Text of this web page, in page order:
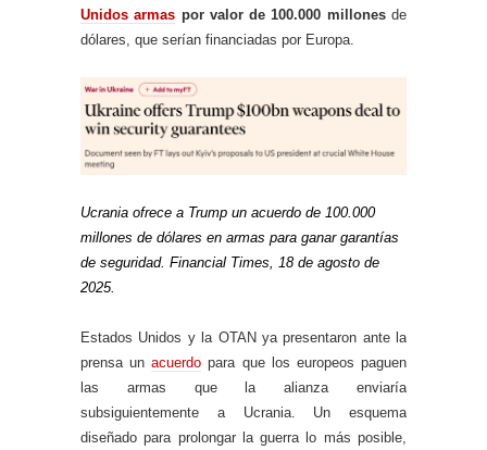
Unidos armas por valor de 100.000 millonesde
dólares, que serían financiadas por Europa.
Ucrania ofrece a Trump un acuerdo de 100.000
millones de dólares en armas para ganar garantías
de seguridad. Financial Times, 18 de agosto de
2025.
Estados Unidos y la OTAN ya presentaron ante la
prensa unacuerdo para que los europeos paguen
las armas que la alianza enviaría
subsiguientemente a Ucrania. Un esquema
diseñado para prolongar la guerra lo más posible,